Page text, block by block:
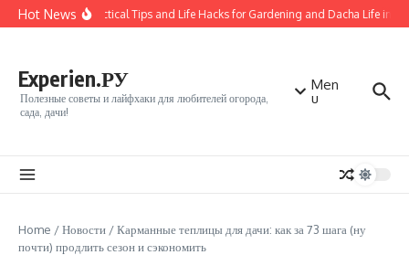
Перейти к содержанию
Hot News50 Practical Tips and Life Hacks for Gardening and Dacha Life in
Experien.РУ
Полезные советы и лайфхаки для любителей огорода,
сада, дачи!
Men
u
Home /Новости /Карманные теплицы для дачи: как за 73 шага (ну
почти) продлить сезон и сэкономить